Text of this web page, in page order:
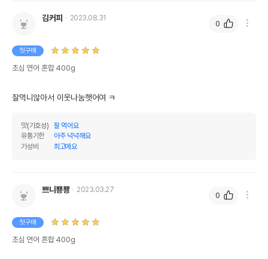
김커피 2023.08.31
첫구매
초심 연어 혼합 400g
잘먹니않아서 이웃나눔햇어여 ㅋ
맛(기호성)
잘 먹어요
유통기한
아주 넉넉해요
가성비
최고에요
0
쁘니뿅뿅 2023.03.27
첫구매
초심 연어 혼합 400g
0